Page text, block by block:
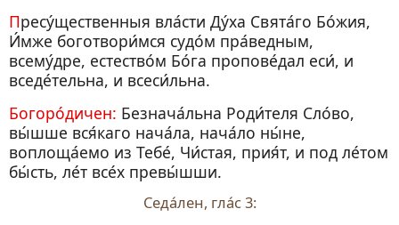
Пресу́щественныя вла́сти Ду́ха Свята́го Бо́жия,
И́мже боготвори́мся судо́м пра́ведным,
всему́дре, естество́м Бо́га пропове́дал еси́, и
вседе́тельна, и всеси́льна.
Богоро́дичен: Безнача́льна Роди́теля Сло́во,
вы́шше вся́каго нача́ла, нача́ло ны́не,
воплоща́емо из Тебе́, Чи́стая, прия́т, и под ле́том
бы́сть, ле́т все́х превы́шши.
Седа́лен, гла́с 3: